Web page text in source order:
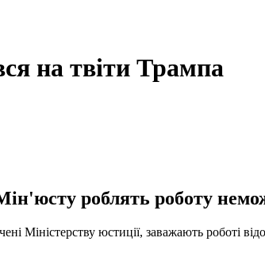
на твіти Трампа
роблять роботу
Міністерству юстиції, заважають роботі